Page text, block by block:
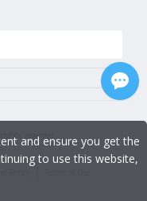
reserved.
and ensure you get the
to use this website,